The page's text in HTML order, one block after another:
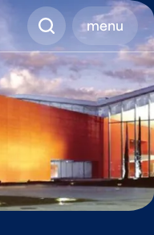
Zoeken
menu